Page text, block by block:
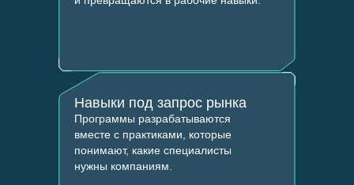
Навыки под запрос рынка
Программы разрабатываются
вместе с практиками, которые
понимают, какие специалисты
нужны компаниям.
Программы обучения
Поступающим